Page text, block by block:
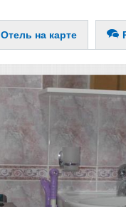
Отель на карте